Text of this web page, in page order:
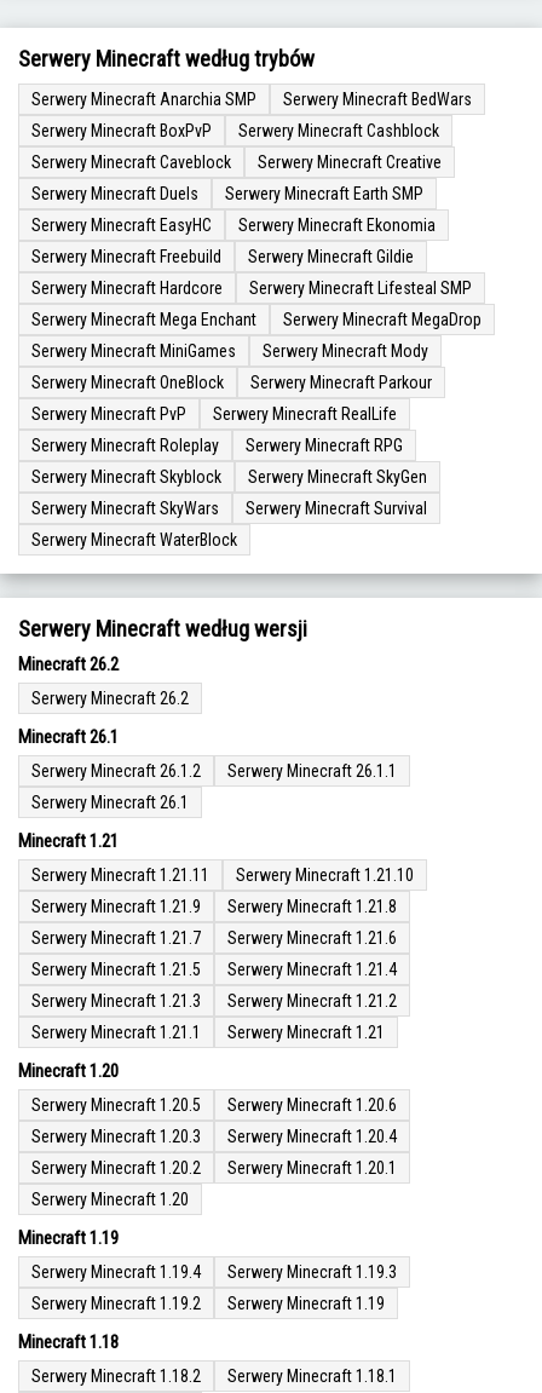
Serwery Minecraft według trybów
Serwery Minecraft Anarchia SMP
Serwery Minecraft BedWars
Serwery Minecraft BoxPvP
Serwery Minecraft Cashblock
Serwery Minecraft Caveblock
Serwery Minecraft Creative
Serwery Minecraft Duels
Serwery Minecraft Earth SMP
Serwery Minecraft EasyHC
Serwery Minecraft Ekonomia
Serwery Minecraft Freebuild
Serwery Minecraft Gildie
Serwery Minecraft Hardcore
Serwery Minecraft Lifesteal SMP
Serwery Minecraft Mega Enchant
Serwery Minecraft MegaDrop
Serwery Minecraft MiniGames
Serwery Minecraft Mody
Serwery Minecraft OneBlock
Serwery Minecraft Parkour
Serwery Minecraft PvP
Serwery Minecraft RealLife
Serwery Minecraft Roleplay
Serwery Minecraft RPG
Serwery Minecraft Skyblock
Serwery Minecraft SkyGen
Serwery Minecraft SkyWars
Serwery Minecraft Survival
Serwery Minecraft WaterBlock
Serwery Minecraft według wersji
Minecraft 26.2
Serwery Minecraft 26.2
Minecraft 26.1
Serwery Minecraft 26.1.2
Serwery Minecraft 26.1.1
Serwery Minecraft 26.1
Minecraft 1.21
Serwery Minecraft 1.21.11
Serwery Minecraft 1.21.10
Serwery Minecraft 1.21.9
Serwery Minecraft 1.21.8
Serwery Minecraft 1.21.7
Serwery Minecraft 1.21.6
Serwery Minecraft 1.21.5
Serwery Minecraft 1.21.4
Serwery Minecraft 1.21.3
Serwery Minecraft 1.21.2
Serwery Minecraft 1.21.1
Serwery Minecraft 1.21
Minecraft 1.20
Serwery Minecraft 1.20.5
Serwery Minecraft 1.20.6
Serwery Minecraft 1.20.3
Serwery Minecraft 1.20.4
Serwery Minecraft 1.20.2
Serwery Minecraft 1.20.1
Serwery Minecraft 1.20
Minecraft 1.19
Serwery Minecraft 1.19.4
Serwery Minecraft 1.19.3
Serwery Minecraft 1.19.2
Serwery Minecraft 1.19
Minecraft 1.18
Serwery Minecraft 1.18.2
Serwery Minecraft 1.18.1